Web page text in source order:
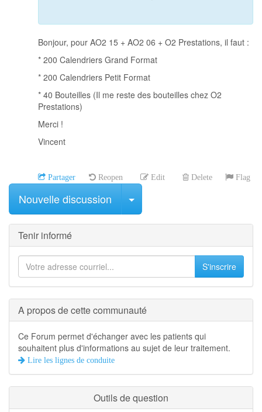
Bonjour, pour AO2 15 + AO2 06 + O2 Prestations, il faut :
* 200 Calendriers Grand Format
* 200 Calendriers Petit Format
* 40 Bouteilles (Il me reste des bouteilles chez O2
Prestations)
Merci !
Vincent
Reopen Edit Delete Flag
Partager
Nouvelle discussion Sélectionner le message
Tenir informé
S'inscrire
A propos de cette communauté
Ce Forum permet d'échanger avec les patients qui
souhaitent plus d'informations au sujet de leur traitement.
Lire les lignes de conduite
Outils de question